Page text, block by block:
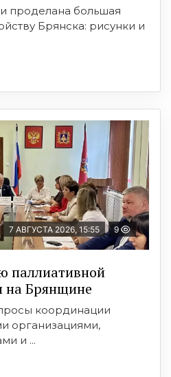
проделана большая
Брянска: рисунки и
7 АВГУСТА 2026, 15:55 9
паллиативной
на Брянщине
координации
организациями,
и ...